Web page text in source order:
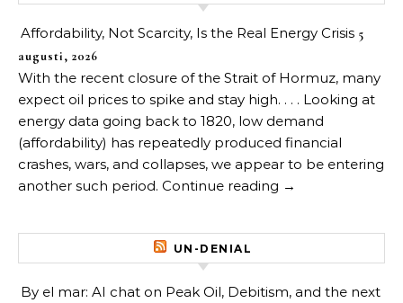
Affordability, Not Scarcity, Is the Real Energy Crisis 5
augusti, 2026
With the recent closure of the Strait of Hormuz, many
expect oil prices to spike and stay high. . . . Looking at
energy data going back to 1820, low demand
(affordability) has repeatedly produced financial
crashes, wars, and collapses, we appear to be entering
another such period. Continue reading →
UN-DENIAL
By el mar: AI chat on Peak Oil, Debitism, and the next